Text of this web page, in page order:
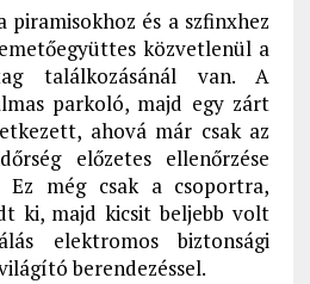
piramisokhoz és a szfinxhez
közvetlenül a
találkozásánál van. A
parkoló, majd egy zárt
ahová már csak az
előzetes ellenőrzése
még csak a csoportra,
ki, majd kicsit beljebb volt
elektromos biztonsági
berendezéssel.